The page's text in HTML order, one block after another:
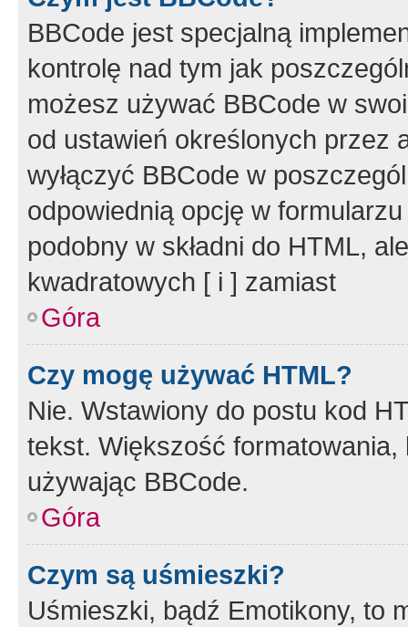
BBCode jest specjalną
kontrolę nad tym jak
możesz używać BBCode w
od ustawień określonych przez
wyłączyć BBCode w
odpowiednią opcję w
podobny w składni do HTML,
kwadratowych [ i ] zamiast
Góra
Czy mogę używać HTML?
Nie. Wstawiony do postu kod
tekst. Większość
używając BBCode.
Góra
Czym są uśmieszki?
Uśmieszki, bądź Emotikony, to